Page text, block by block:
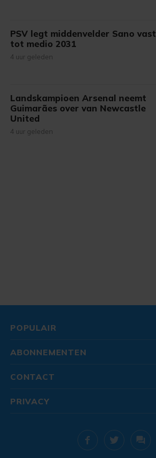
PSV legt middenvelder Sano vast
tot medio 2031
4 uur geleden
Landskampioen Arsenal neemt
Guimarães over van Newcastle
United
4 uur geleden
POPULAIR
ABONNEMENTEN
CONTACT
PRIVACY